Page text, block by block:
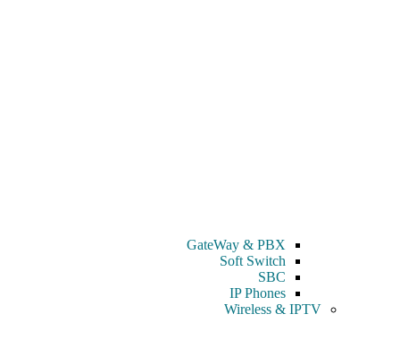
GateWay & PBX
Soft Switch
SBC
IP Phones
Wireless & IPTV